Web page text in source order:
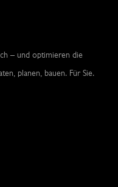
– und optimieren die
planen, bauen. Für Sie.